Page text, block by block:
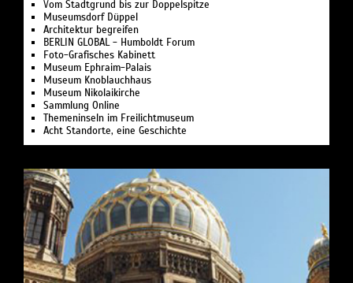
Vom Stadtgrund bis zur Doppelspitze
Museumsdorf Düppel
Architektur begreifen
BERLIN GLOBAL - Humboldt Forum
Foto-Grafisches Kabinett
Museum Ephraim-Palais
Museum Knoblauchhaus
Museum Nikolaikirche
Sammlung Online
Themeninseln im Freilichtmuseum
Acht Standorte, eine Geschichte